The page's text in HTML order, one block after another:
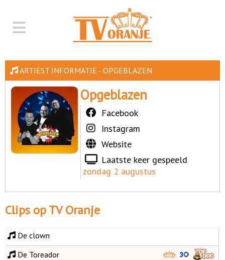
ARTIEST INFORMATIE - OPGEBLAZEN
Opgeblazen
Facebook
Instagram
Website
Laatste keer gespeeld
zondag 2 augustus
Clips op TV Oranje
De clown
De Toreador